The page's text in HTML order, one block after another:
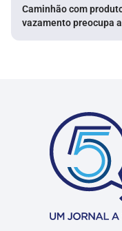
Caminhão com
vazamento preocupa